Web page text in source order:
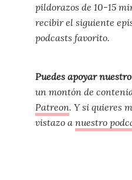
pildorazos de 10-15
recibir el siguiente
podcasts favorito.
Puedes apoyar
un montón de
Patreon. Y si quieres
vistazo anuestro